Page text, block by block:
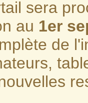
sera
au 1er
de